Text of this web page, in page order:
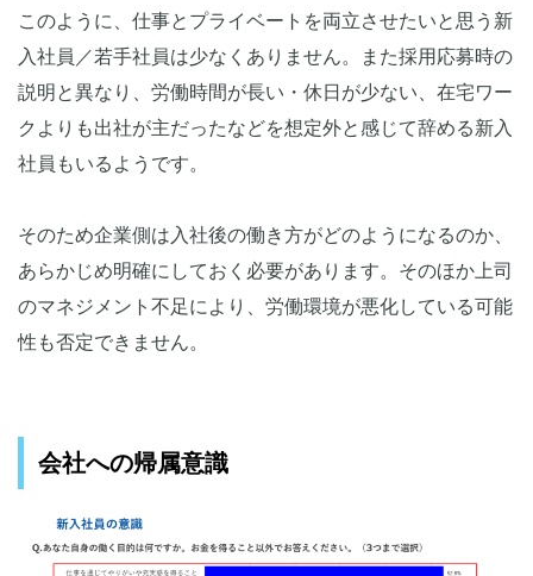
このように、仕事とプライベートを両立させたいと思う新
入社員／若手社員は少なくありません。また採用応募時の
説明と異なり、労働時間が長い・休日が少ない、在宅ワー
クよりも出社が主だったなどを想定外と感じて辞める新入
社員もいるようです。
そのため企業側は入社後の働き方がどのようになるのか、
あらかじめ明確にしておく必要があります。そのほか上司
のマネジメント不足により、労働環境が悪化している可能
性も否定できません。
会社への帰属意識